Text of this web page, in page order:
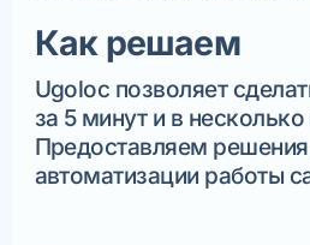
Как решаем
Ugoloc позволяет
за 5 минут и в
Предоставляем
автоматизации работы